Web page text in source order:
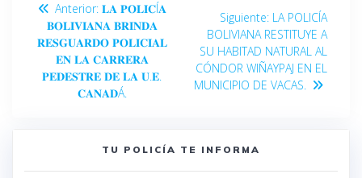
Anterior: 𝐋𝐀 𝐏𝐎𝐋𝐈𝐂Í𝐀
𝐁𝐎𝐋𝐈𝐕𝐈𝐀𝐍𝐀 𝐁𝐑𝐈𝐍𝐃𝐀
𝐑𝐄𝐒𝐆𝐔𝐀𝐑𝐃𝐎 𝐏𝐎𝐋𝐈𝐂𝐈𝐀𝐋
𝐄𝐍 𝐋𝐀 𝐂𝐀𝐑𝐑𝐄𝐑𝐀
𝐏𝐄𝐃𝐄𝐒𝐓𝐑𝐄 𝐃𝐄 𝐋𝐀 𝐔.𝐄.
𝐂𝐀𝐍𝐀𝐃Á.
Siguiente: LA POLICÍA
BOLIVIANA RESTITUYE A
SU HABITAD NATURAL AL
CÓNDOR WIÑAYPAJ EN EL
MUNICIPIO DE VACAS.
TU POLICÍA TE INFORMA